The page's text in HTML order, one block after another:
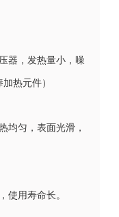
器，发热量小，噪
热元件）
均匀，表面光滑，
使用寿命长。